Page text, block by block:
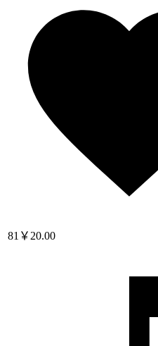
81 ￥20.00